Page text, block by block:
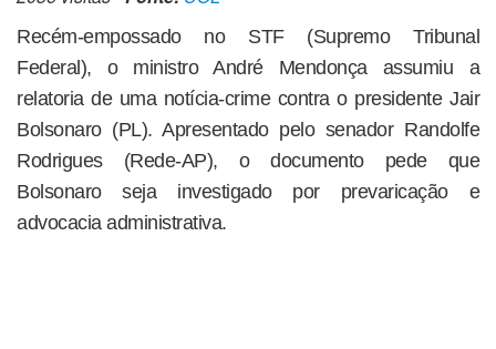
Recém-empossado no STF (Supremo Tribunal
Federal), o ministro André Mendonça assumiu a
relatoria de uma notícia-crime contra o presidente Jair
Bolsonaro (PL). Apresentado pelo senador Randolfe
Rodrigues (Rede-AP), o documento pede que
Bolsonaro seja investigado por prevaricação e
advocacia administrativa.